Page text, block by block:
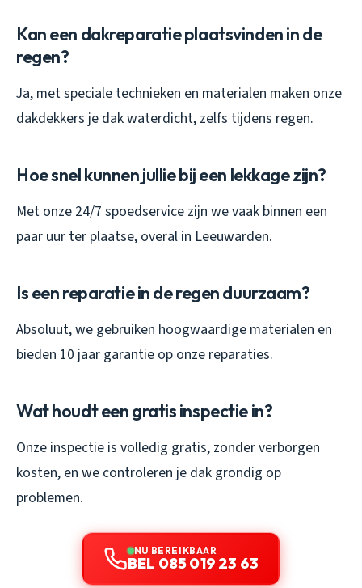
Kan een dakreparatie plaatsvinden in de
regen?
Ja, met speciale technieken en materialen maken onze
dakdekkers je dak waterdicht, zelfs tijdens regen.
Hoe snel kunnen jullie bij een lekkage zijn?
Met onze 24/7 spoedservice zijn we vaak binnen een
paar uur ter plaatse, overal in Leeuwarden.
Is een reparatie in de regen duurzaam?
Absoluut, we gebruiken hoogwaardige materialen en
bieden 10 jaar garantie op onze reparaties.
Wat houdt een gratis inspectie in?
Onze inspectie is volledig gratis, zonder verborgen
kosten, en we controleren je dak grondig op
problemen.
NU BEREIKBAAR
BEL 085 019 23 63